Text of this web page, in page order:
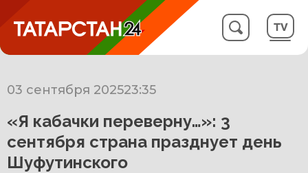
03 сентября 202523:35
«Я кабачки переверну…»: 3
сентября страна празднует день
Шуфутинского